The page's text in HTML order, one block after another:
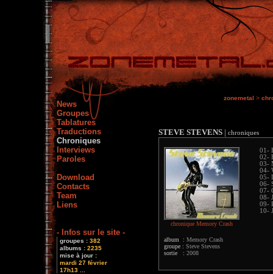
News
Groupes
Tablatures
Traductions
Chroniques
Interviews
Paroles
Download
Contacts
Team
Liens
- Infos sur le site -
groupes : 382
albums : 2235
mise à jour :
mardi 27 février
17h13 ...
zonemetal >
STEVE STEVENS | chroniques
chronique Memory Crash
album : Memory Crash
groupe : Steve Stevens
sortie : 2008
01-
02-
03-
04-
05-
06-
07-
08-
09-
10-